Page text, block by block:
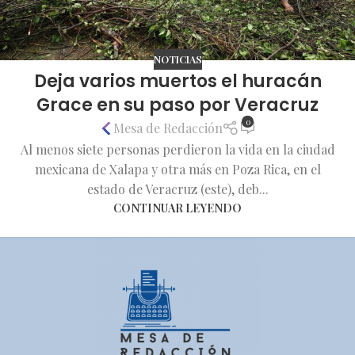
NOTICIAS
Deja varios muertos el huracán
Grace en su paso por Veracruz
Mesa de Redacción 0
Al menos siete personas perdieron la vida en la ciudad
mexicana de Xalapa y otra más en Poza Rica, en el
estado de Veracruz (este), deb...
CONTINUAR LEYENDO